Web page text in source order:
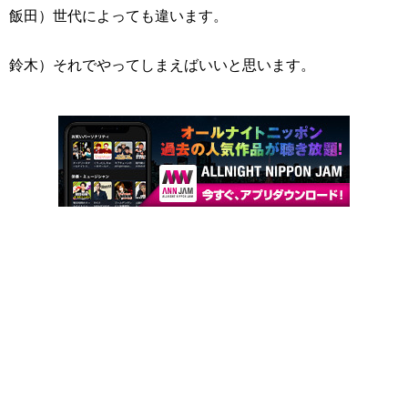
飯田）世代によっても違います。
鈴木）それでやってしまえばいいと思います。